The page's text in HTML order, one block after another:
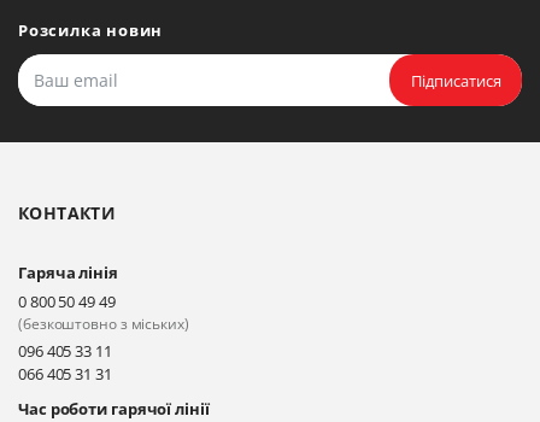
Розсилка новин
Підписатися
КОНТАКТИ
Гаряча лінія
0 800 50 49 49
(безкоштовно з міських)
096 405 33 11
066 405 31 31
Час роботи гарячої лінії